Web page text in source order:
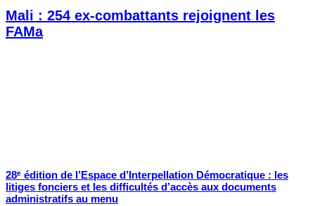
Mali : 254 ex-combattants rejoignent les
FAMa
28ᵉ édition de l’Espace d’Interpellation Démocratique : les
litiges fonciers et les difficultés d’accès aux documents
administratifs au menu